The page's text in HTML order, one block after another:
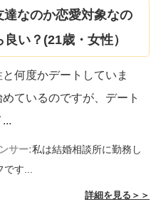
なのか恋愛対象なの
い？(21歳・女性）
何度かデートしていま
ているのですが、デート
...
サー:私は結婚相談所に勤務し
です...
詳細を見る＞＞